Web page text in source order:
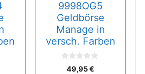
9998OG5
Geldbörse
Manage in
versch. Farben
49,95€
Optionen
können
der
Produktseite
gewählt